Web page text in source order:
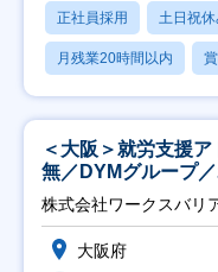
正社員採用 土日祝
月残業20時間以内
＜大阪＞就労支援
無／DYMグループ
日祝】
株式会社ワークスバリ
大阪府